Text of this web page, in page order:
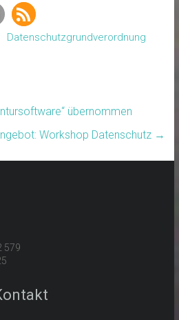
Datenschutzgrundverordnung
übernommen
Workshop Datenschutz →
579